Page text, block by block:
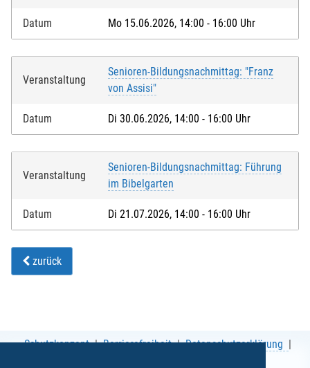
Datum Mo 15.06.2026, 14:00 - 16:00 Uhr
Veranstaltung
Senioren-Bildungsnachmittag: "Franz
von Assisi"
Datum Di 30.06.2026, 14:00 - 16:00 Uhr
Veranstaltung
Senioren-Bildungsnachmittag: Führung
im Bibelgarten
Datum Di 21.07.2026, 14:00 - 16:00 Uhr
zurück
Schutzkonzept Barrierefreiheit
Datenschutzerklärung